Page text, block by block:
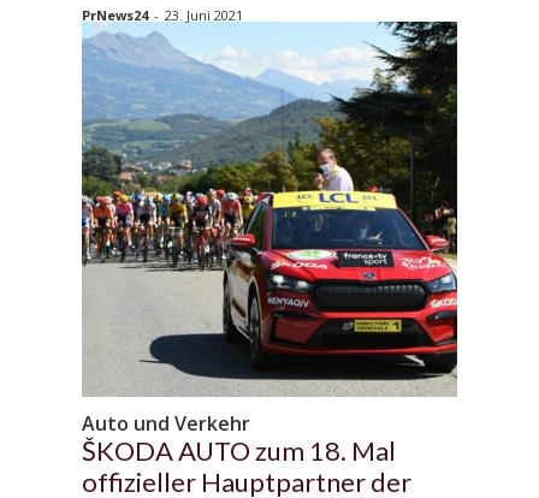
PrNews24 - 23. Juni 2021
Auto und Verkehr
ŠKODA AUTO zum 18. Mal
offizieller Hauptpartner der